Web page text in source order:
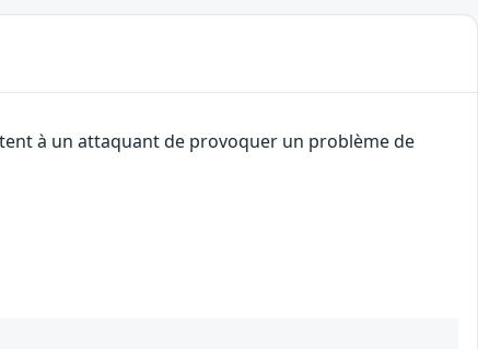
à un attaquant de provoquer un problème de